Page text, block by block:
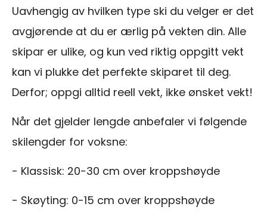
Uavhengig av hvilken type ski du velger er det
avgjørende at du er ærlig på vekten din. Alle
skipar er ulike, og kun ved riktig oppgitt vekt
kan vi plukke det perfekte skiparet til deg.
Derfor; oppgi alltid reell vekt, ikke ønsket vekt!
Når det gjelder lengde anbefaler vi følgende
skilengder for voksne:
- Klassisk: 20-30 cm over kroppshøyde
- Skøyting: 0-15 cm over kroppshøyde